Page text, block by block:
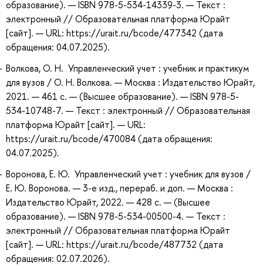
образование). — ISBN 978-5-534-14339-3. — Текст :
электронный // Образовательная платформа Юрайт
[сайт]. — URL: https://urait.ru/bcode/477342 (дата
обращения: 04.07.2025).
Волкова, О. Н. Управленческий учет : учебник и практикум
для вузов / О. Н. Волкова. — Москва : Издательство Юрайт,
2021. — 461 с. — (Высшее образование). — ISBN 978-5-
534-10748-7. — Текст : электронный // Образовательная
платформа Юрайт [сайт]. — URL:
https://urait.ru/bcode/470084 (дата обращения:
04.07.2025).
Воронова, Е. Ю. Управленческий учет : учебник для вузов /
Е. Ю. Воронова. — 3-е изд., перераб. и доп. — Москва :
Издательство Юрайт, 2022. — 428 с. — (Высшее
образование). — ISBN 978-5-534-00500-4. — Текст :
электронный // Образовательная платформа Юрайт
[сайт]. — URL: https://urait.ru/bcode/487732 (дата
обращения: 02.07.2026).